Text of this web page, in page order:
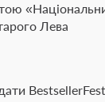
Лева